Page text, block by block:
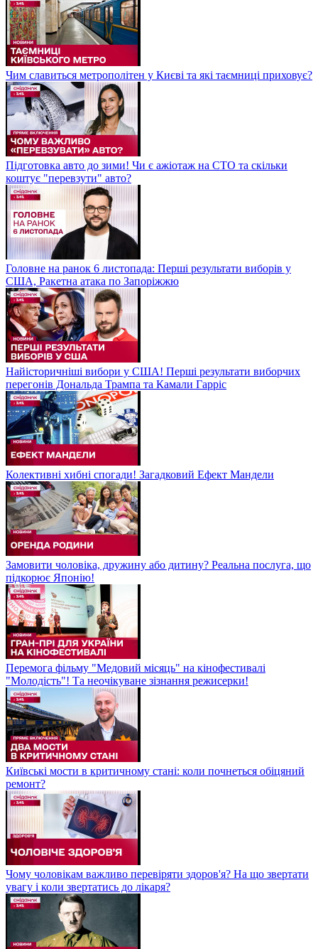
Чим славиться метрополітен у Києві та які таємниці приховує?
Підготовка авто до зими! Чи є ажіотаж на СТО та скільки
коштує "перевзути" авто?
Головне на ранок 6 листопада: Перші результати виборів у
США, Ракетна атака по Запоріжжю
Найісторичніші вибори у США! Перші результати виборчих
перегонів Дональда Трампа та Камали Гарріс
Колективні хибні спогади! Загадковий Ефект Мандели
Замовити чоловіка, дружину або дитину? Реальна послуга, що
підкорює Японію!
Перемога фільму "Медовий місяць" на кінофестивалі
"Молодість"! Та неочікуване зізнання режисерки!
Київські мости в критичному стані: коли почнеться обіцяний
ремонт?
Чому чоловікам важливо перевіряти здоров'я? На що звертати
увагу і коли звертатись до лікаря?